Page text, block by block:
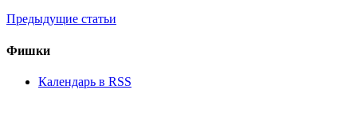
Предыдущие статьи
Фишки
Календарь в RSS